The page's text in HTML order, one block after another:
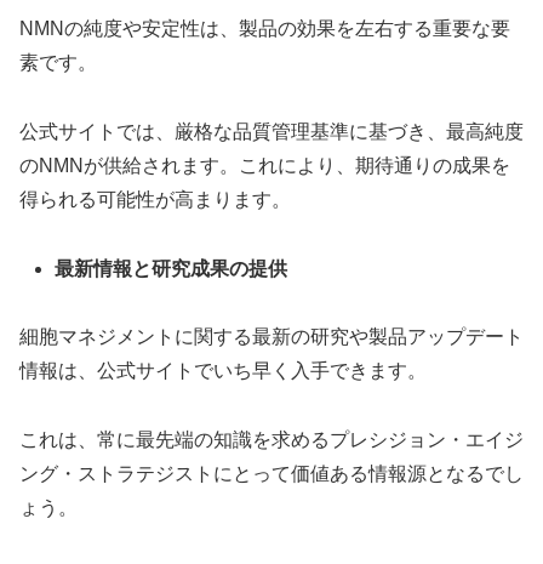
NMNの純度や安定性は、製品の効果を左右する重要な要
素です。
公式サイトでは、厳格な品質管理基準に基づき、最高純度
のNMNが供給されます。これにより、期待通りの成果を
得られる可能性が高まります。
最新情報と研究成果の提供
細胞マネジメントに関する最新の研究や製品アップデート
情報は、公式サイトでいち早く入手できます。
これは、常に最先端の知識を求めるプレシジョン・エイジ
ング・ストラテジストにとって価値ある情報源となるでし
ょう。